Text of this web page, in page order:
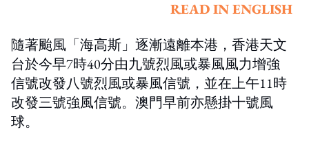
READ IN ENGLISH
隨著颱風「海高斯」逐漸遠離本港，香港天文
台於今早7時40分由九號烈風或暴風風力增強
信號改發八號烈風或暴風信號，並在上午11時
改發三號強風信號。澳門早前亦懸掛十號風
球。